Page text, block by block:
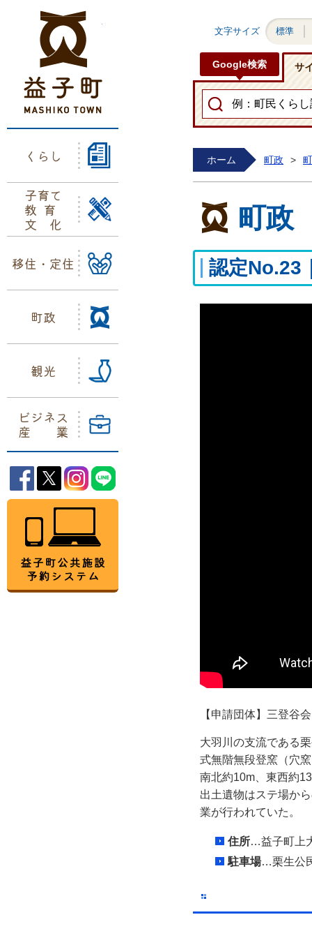
くらし
子育て
教育
文化
移住・定住
町政
観光
ビジネス
産業
益子町Facebook
益子町Twitter
益子町Instagram
文字サイズ 標準
Google検索 サ
ホーム 町政 >
町政
認定No.23
【申請団体】三登谷会
大羽川の支流である
式無階無段登窯（穴
南北約10m、東西約
出土遺物はステ場か
業が行われていた。
住所…益子町上
駐車場…栗生公